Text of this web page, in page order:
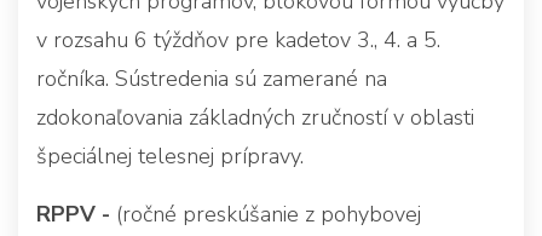
v rozsahu 6 týždňov pre kadetov 3., 4. a 5.
ročníka. Sústredenia sú zamerané na
zdokonaľovania základných zručností v oblasti
špeciálnej telesnej prípravy.
RPPV - (ročné preskúšanie z pohybovej